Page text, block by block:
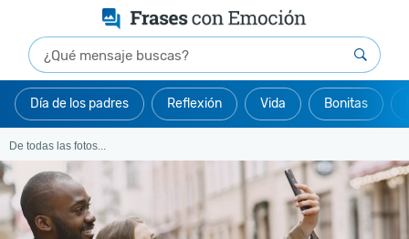
Día de los padres Reflexión Vida Bonitas
De todas las fotos...